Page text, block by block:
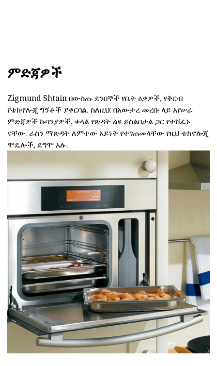
ምድጃዎች
Zigmund Shtain በውስጡ ደንበኞች የቤት ዕቃዎች, የቅርብ
የቴክኖሎጂ ግኝቶች ያቀርባል. ስለዚህ: በአውታረ መረቡ ላይ እየሠራ
ምድጃዎች ኩባንያዎች, ቀላል የጽዳት ልዩ ይስልበታል ጋር የተሸፈኑ
ናቸው. ራስን ማጽዳት ለምተው አይነት የተገጠመላቸው የዚህ ቴክኖሎጂ
ሞዴሎች, ደግሞ አሉ.